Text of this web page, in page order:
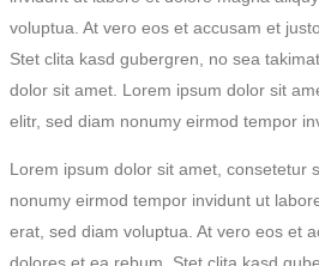
voluptua. At vero eos et accusam et
Stet clita kasd gubergren, no sea
dolor sit amet. Lorem ipsum dolor sit
elitr, sed diam nonumy eirmod tempor
Lorem ipsum dolor sit amet, consetetur
nonumy eirmod tempor invidunt ut
erat, sed diam voluptua. At vero eos et
dolores et ea rebum. Stet clita kasd